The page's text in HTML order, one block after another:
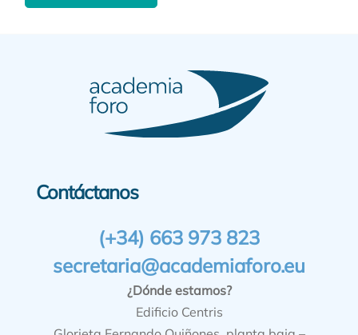
Contáctanos
(+34) 663 973 823
secretaria@academiaforo.eu
¿Dónde estamos?
Edificio Centris